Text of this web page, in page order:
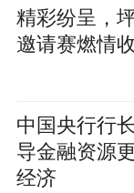
精彩纷呈，
邀请赛燃情
中国央行行
导金融资源
经济